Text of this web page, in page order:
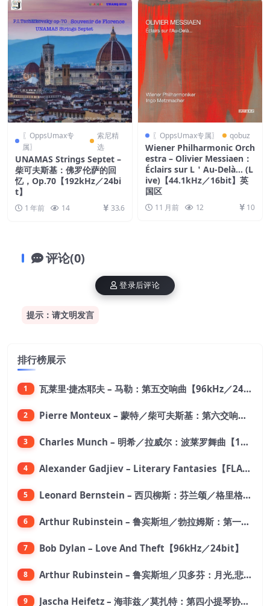
〖OppsUmax专
属〗
索尼精
选
UNAMAS Strings Septet –
柴可夫斯基：佛罗伦萨的回
忆，Op.70【192kHz／24bi
t】
1 年前 14 33.6
〖OppsUmax专属〗 qobuz
Wiener Philharmonic Orch
estra – Olivier Messiaen：
Éclairs sur L＇Au-Delà… (L
ive)【44.1kHz／16bit】英
国区
11 月前 12 10
评论(0)
提示：请文明发言
登录后评论
排行榜展示
1 瓦莱里·捷杰耶夫 – 马勒：第五交响曲【96kHz／24bit】
2 Pierre Monteux – 蒙特／柴可夫斯基：第六交响曲【176.4kHz／24bit】
3 Charles Munch – 明希／拉威尔：波莱罗舞曲【176.4kHz／24bit】
4 Alexander Gadjiev – Literary Fantasies【FLAC 192】
5 Leonard Bernstein – 西贝柳斯：芬兰颂／格里格：培尔·金特组曲【44.1kHz／24bit】
6 Arthur Rubinstein – 鲁宾斯坦／勃拉姆斯：第一钢琴协奏曲【176.4kHz／24bit】
7 Bob Dylan – Love And Theft【96kHz／24bit】
8 Arthur Rubinstein – 鲁宾斯坦／贝多芬：月光,悲怆,热情,告别钢琴奏鸣曲【176.4kHz／24bit】
9 Jascha Heifetz – 海菲兹／莫扎特：第四小提琴协奏曲，第五小提琴协奏曲《土耳其》／维瓦尔第：小提琴与大提琴协奏曲，RV 547【192kHz／24bit】